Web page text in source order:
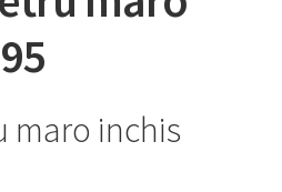
maro inchis